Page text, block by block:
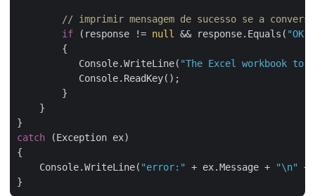
// imprimir mensagem de sucesso se a
if (response != null && response.Equals( "OK"
        {
           Console.WriteLine(
"The Excel workbook to
           Console.ReadKey();
        }
    }
catch (Exception ex)
{
    Console.WriteLine(
"error:" + ex.Message + "\n"
+